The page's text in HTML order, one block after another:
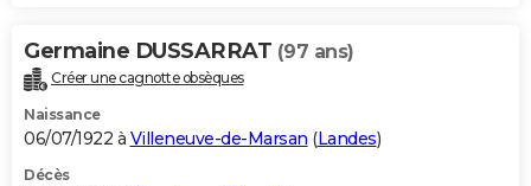
Germaine DUSSARRAT (97 ans)
Créer une cagnotte obsèques
Naissance
06/07/1922 à Villeneuve-de-Marsan (Landes)
Décès